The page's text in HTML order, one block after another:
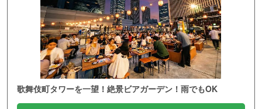
歌舞伎町タワーを一望！絶景ビアガーデン！雨でもOK